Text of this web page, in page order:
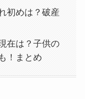
初めは？破産
在は？子供の
！まとめ